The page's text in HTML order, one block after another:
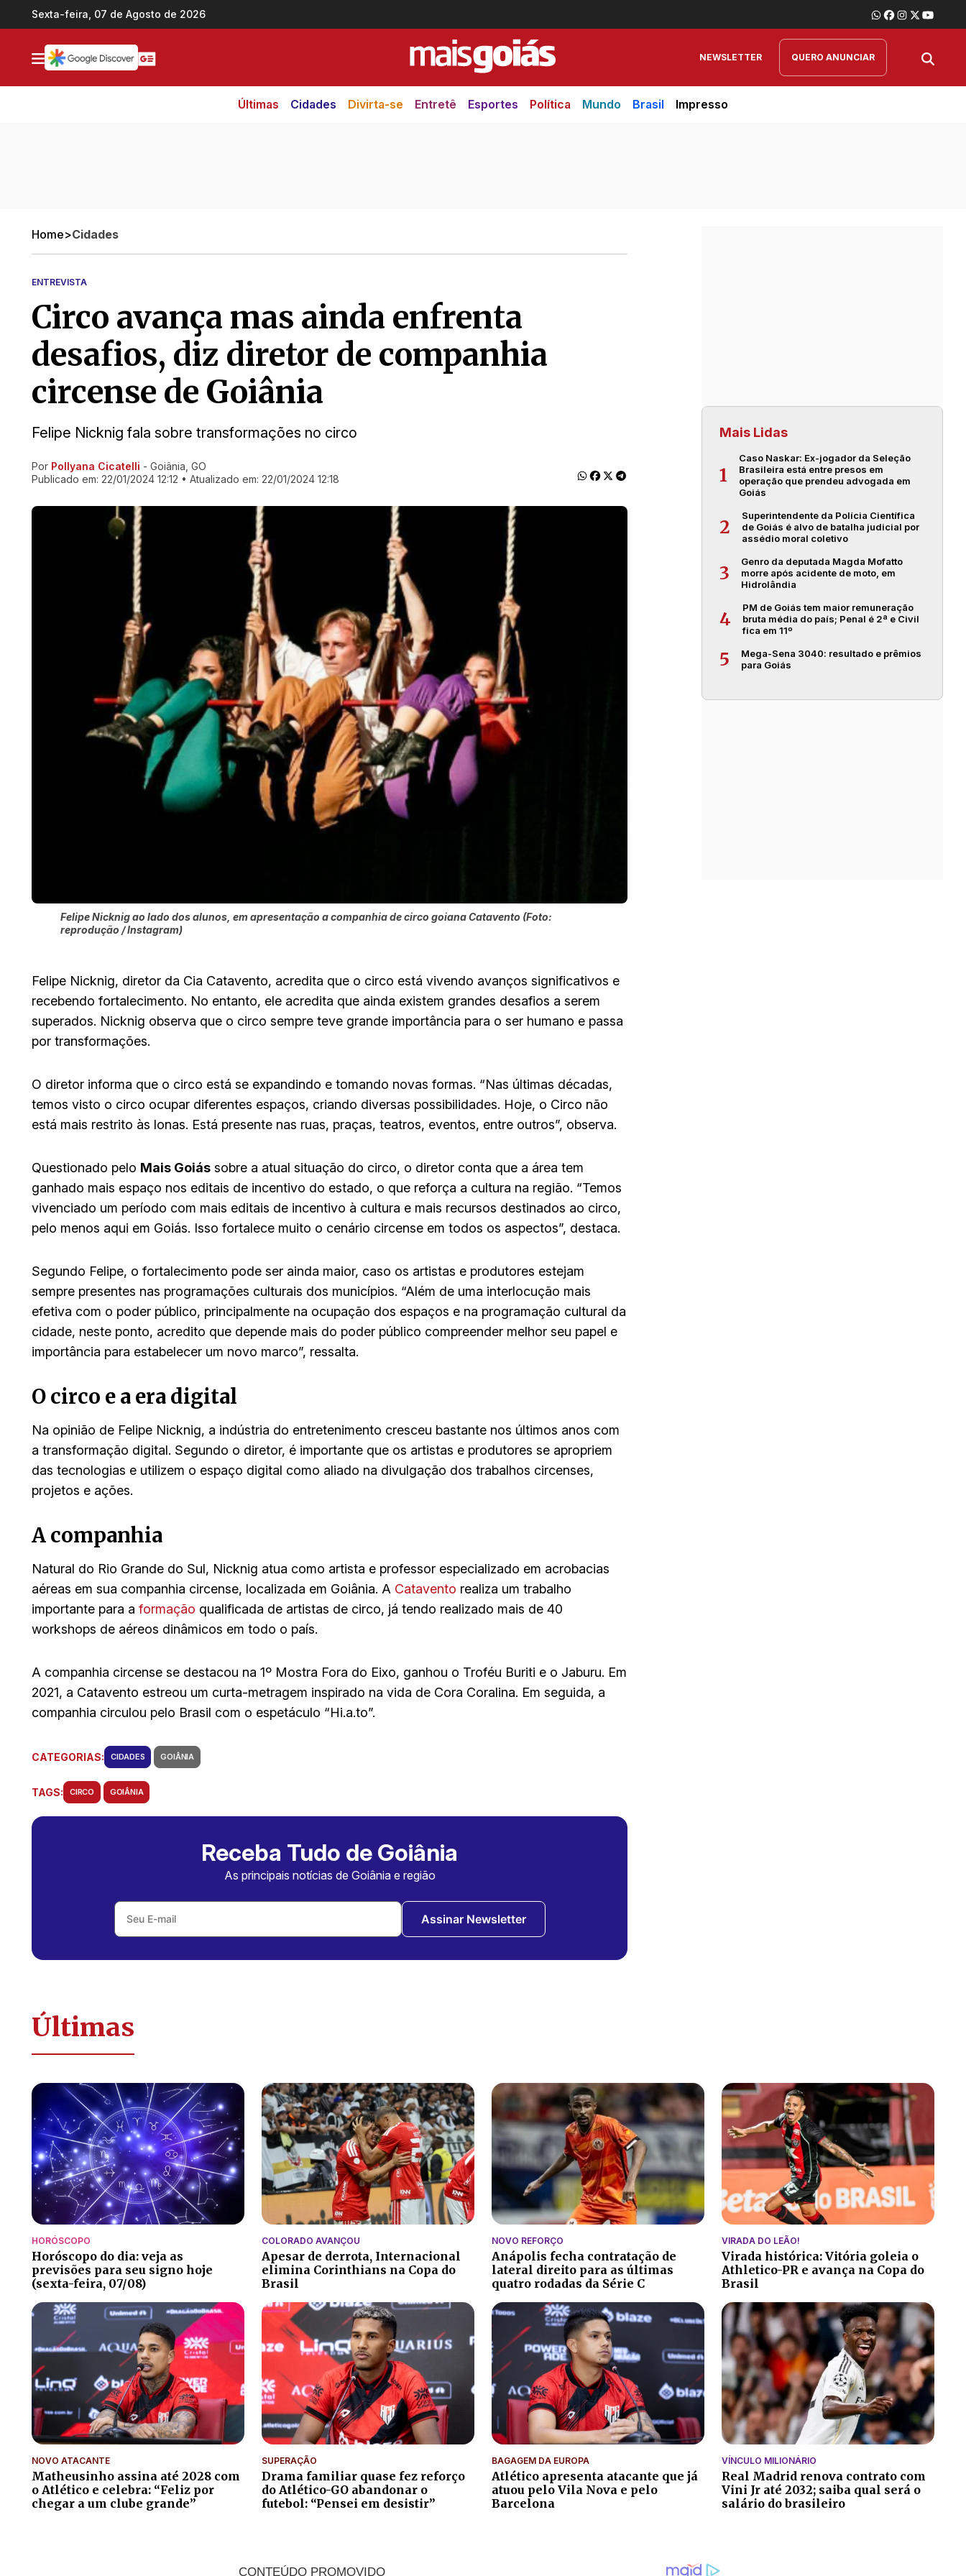
Ir direto pro conteúdo
Sexta-feira, 07 de Agosto de 2026
NEWSLETTER QUERO ANUNCIAR
Últimas Cidades Divirta-se Entretê Esportes Política Mundo Brasil Impresso
Home>Cidades
ENTREVISTA
Circo avança mas ainda enfrenta
desafios, diz diretor de companhia
circense de Goiânia
Felipe Nicknig fala sobre transformações no circo
Ir direto pra matéria
Por Pollyana Cicatelli - Goiânia, GO
Publicado em: 22/01/2024 12:12 • Atualizado em: 22/01/2024 12:18
Felipe Nicknig ao lado dos alunos, em apresentação a companhia de circo goiana Catavento (Foto:
reprodução / Instagram)
Felipe Nicknig, diretor da Cia Catavento, acredita que o circo está vivendo avanços significativos e
recebendo fortalecimento. No entanto, ele acredita que ainda existem grandes desafios a serem
superados. Nicknig observa que o circo sempre teve grande importância para o ser humano e passa
por transformações.
O diretor informa que o circo está se expandindo e tomando novas formas. “Nas últimas décadas,
temos visto o circo ocupar diferentes espaços, criando diversas possibilidades. Hoje, o Circo não
está mais restrito às lonas. Está presente nas ruas, praças, teatros, eventos, entre outros”, observa.
Questionado pelo Mais Goiás sobre a atual situação do circo, o diretor conta que a área tem
ganhado mais espaço nos editais de incentivo do estado, o que reforça a cultura na região. “Temos
vivenciado um período com mais editais de incentivo à cultura e mais recursos destinados ao circo,
pelo menos aqui em Goiás. Isso fortalece muito o cenário circense em todos os aspectos”, destaca.
Segundo Felipe, o fortalecimento pode ser ainda maior, caso os artistas e produtores estejam
sempre presentes nas programações culturais dos municípios. “Além de uma interlocução mais
efetiva com o poder público, principalmente na ocupação dos espaços e na programação cultural da
cidade, neste ponto, acredito que depende mais do poder público compreender melhor seu papel e
importância para estabelecer um novo marco”, ressalta.
O circo e a era digital
Na opinião de Felipe Nicknig, a indústria do entretenimento cresceu bastante nos últimos anos com
a transformação digital. Segundo o diretor, é importante que os artistas e produtores se apropriem
das tecnologias e utilizem o espaço digital como aliado na divulgação dos trabalhos circenses,
projetos e ações.
A companhia
Natural do Rio Grande do Sul, Nicknig atua como artista e professor especializado em acrobacias
aéreas em sua companhia circense, localizada em Goiânia. A Catavento realiza um trabalho
importante para a formação qualificada de artistas de circo, já tendo realizado mais de 40
workshops de aéreos dinâmicos em todo o país.
A companhia circense se destacou na 1º Mostra Fora do Eixo, ganhou o Troféu Buriti e o Jaburu. Em
2021, a Catavento estreou um curta-metragem inspirado na vida de Cora Coralina. Em seguida, a
companhia circulou pelo Brasil com o espetáculo “Hi.a.to”.
CATEGORIAS: CIDADES GOIÂNIA
TAGS: CIRCO GOIÂNIA
Receba Tudo de Goiânia
As principais notícias de Goiânia e região
Assinar Newsletter
Mais Lidas
1
Caso Naskar: Ex-jogador da Seleção
Brasileira está entre presos em
operação que prendeu advogada em
Goiás
2
Superintendente da Polícia Científica
de Goiás é alvo de batalha judicial por
assédio moral coletivo
3
Genro da deputada Magda Mofatto
morre após acidente de moto, em
Hidrolândia
4
PM de Goiás tem maior remuneração
bruta média do país; Penal é 2ª e Civil
fica em 11º
5
Mega-Sena 3040: resultado e prêmios
para Goiás
Últimas
HORÓSCOPO
Horóscopo do dia: veja as
previsões para seu signo hoje
(sexta-feira, 07/08)
COLORADO AVANÇOU
Apesar de derrota, Internacional
elimina Corinthians na Copa do
Brasil
NOVO REFORÇO
Anápolis fecha contratação de
lateral direito para as últimas
quatro rodadas da Série C
VIRADA DO LEÃO!
Virada histórica: Vitória goleia o
Athletico-PR e avança na Copa do
Brasil
NOVO ATACANTE
Matheusinho assina até 2028 com
o Atlético e celebra: “Feliz por
chegar a um clube grande”
SUPERAÇÃO
Drama familiar quase fez reforço
do Atlético-GO abandonar o
futebol: “Pensei em desistir”
BAGAGEM DA EUROPA
Atlético apresenta atacante que já
atuou pelo Vila Nova e pelo
Barcelona
VÍNCULO MILIONÁRIO
Real Madrid renova contrato com
Vini Jr até 2032; saiba qual será o
salário do brasileiro